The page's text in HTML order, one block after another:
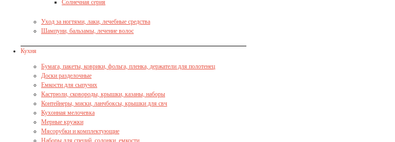
Солнечная серия
Уход за ногтями, лаки, лечебные средства
Шампуни, бальзамы, лечение волос
Кухня
Бумага, пакеты, коврики, фольга, пленка, держатели для полотенец
Доски разделочные
Емкости для сыпучих
Кастрюли, сковороды, крышки, казаны, наборы
Контейнеры, миски, ланчбоксы, крышки для свч
Кухонная мелочевка
Мерные кружки
Мясорубки и комплектующие
Наборы для специй, солонки, емкости